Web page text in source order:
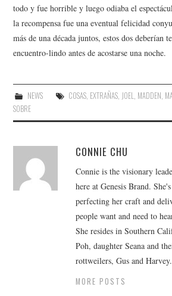
todo y fue horrible y luego odiaba el
la recompensa fue una eventual felicidad
más de una década juntos, estos dos deberían
encuentro-lindo antes de acostarse una noche.
NEWS COSAS, EXTRAÑAS, JOEL, MADDEN,
SOBRE
CONNIE CHU
Connie is the visionary
here at Genesis Brand.
perfecting her craft and
people want and need to
She resides in Southern
Poh, daughter Seana and
rottweilers, Gus and Harvey.
MORE POSTS